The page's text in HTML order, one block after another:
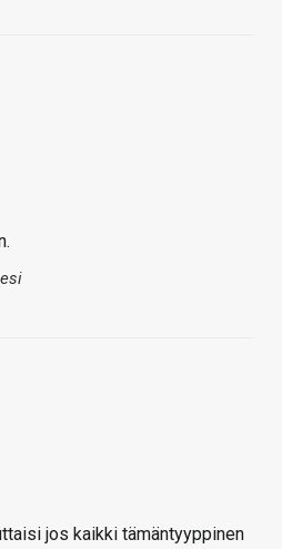
jos kaikki tämäntyyppinen